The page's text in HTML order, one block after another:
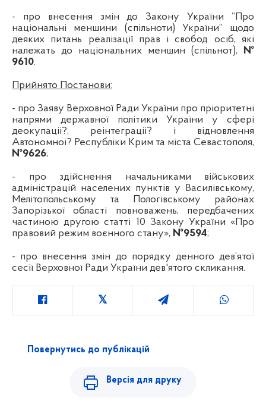
- про внесення змін до Закону України “Про
національні меншини (спільноти) України” щодо
деяких питань реалізації прав і свобод осіб, які
належать до національних меншин (спільнот), №
9610.
Прийнято Постанови:
- про Заяву Верховної Ради України про пріоритетні
напрями державної політики України у сфері
деокупаціі?, реінтеграціі? і відновлення
Автономноі? Республіки Крим та міста Севастополя,
№9626;
- про здійснення начальниками військових
адміністрацій населених пунктів у Василівському,
Мелітопольському та Пологівському районах
Запорізької області повноважень, передбачених
частиною другою статті 10 Закону України «Про
правовий режим воєнного стану», №9594;
- про внесення змін до порядку денного дев’ятої
сесії Верховної Ради України дев'ятого скликання.
Повернутись до публікацій
Версія для друку